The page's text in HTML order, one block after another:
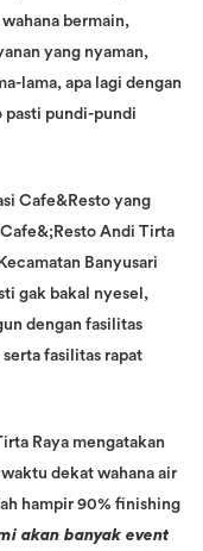
bermain,
yang nyaman,
lama, apa lagi dengan
pasti pundi-pundi
Cafe&Resto yang
Andi Tirta
Banyusari
gak bakal nyesel,
dengan fasilitas
fasilitas rapat
Raya mengatakan
dekat wahana air
hampir 90% finishing
akan banyak event